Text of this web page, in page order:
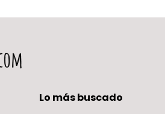
Lo más buscado